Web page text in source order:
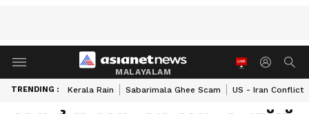
MALAYALAM
TRENDING : Kerala Rain Sabarimala Ghee Scam US - Iran Conflict